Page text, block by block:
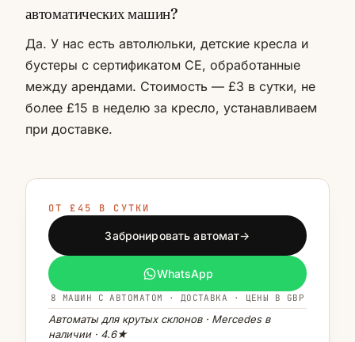
автоматических машин?
Да. У нас есть автолюльки, детские кресла и
бустеры с сертификатом CE, обработанные
между арендами. Стоимость — £3 в сутки, не
более £15 в неделю за кресло, устанавливаем
при доставке.
ОТ £45 В СУТКИ
Забронировать автомат→
WhatsApp
8 МАШИН С АВТОМАТОМ · ДОСТАВКА · ЦЕНЫ В GBP
Автоматы для крутых склонов · Mercedes в
наличии · 4.6★